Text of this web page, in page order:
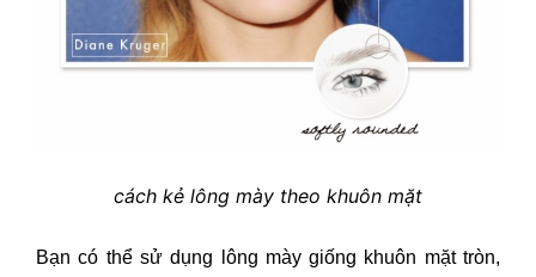
cách kẻ lông mày theo khuôn mặt
Bạn có thể sử dụng lông mày giống khuôn mặt tròn,